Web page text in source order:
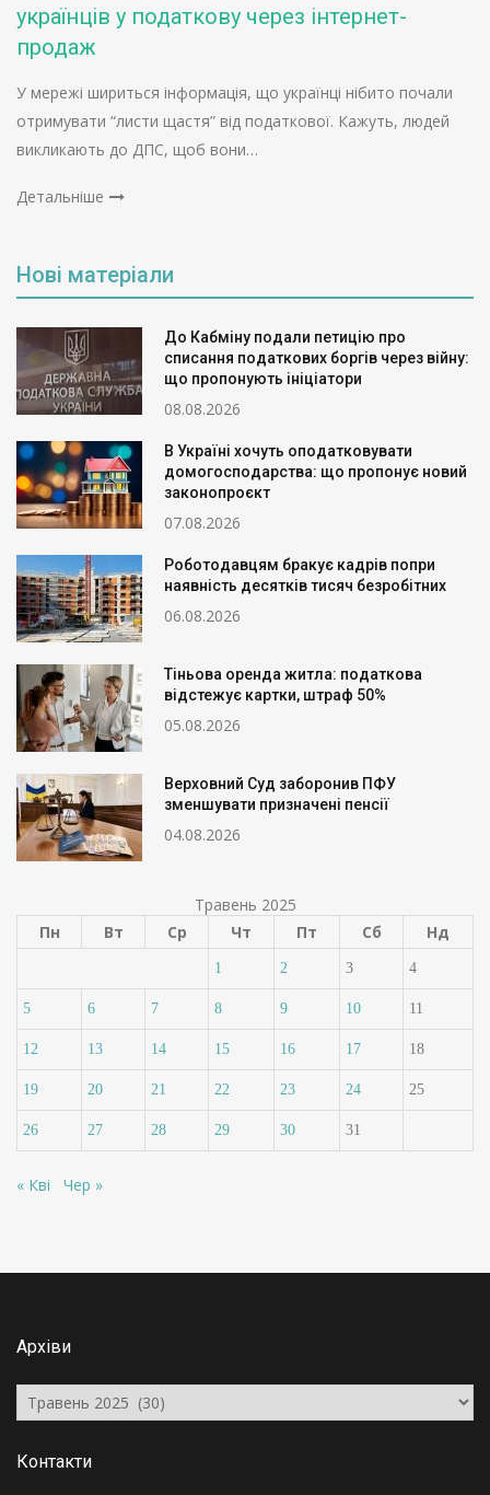
українців у податкову через інтернет-
продаж
У мережі шириться інформація, що українці нібито почали
отримувати “листи щастя” від податкової. Кажуть, людей
викликають до ДПС, щоб вони…
Детальніше
Нові матеріали
До Кабміну подали петицію про
списання податкових боргів через війну:
що пропонують ініціатори
08.08.2026
В Україні хочуть оподатковувати
домогосподарства: що пропонує новий
законопроєкт
07.08.2026
Роботодавцям бракує кадрів попри
наявність десятків тисяч безробітних
06.08.2026
Тіньова оренда житла: податкова
відстежує картки, штраф 50%
05.08.2026
Верховний Суд заборонив ПФУ
зменшувати призначені пенсії
04.08.2026
Травень 2025
Пн
Вт Ср Чт Пт Сб Нд
1 2 3 4
5 6 7 8 9 10 11
12 13 14 15 16 17 18
19 20 21 22 23 24 25
26 27 28 29 30 31
« Кві Чер »
Архіви
Архіви
Контакти